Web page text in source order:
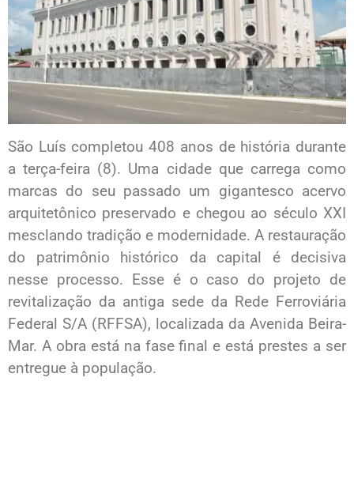
São Luís completou 408 anos de história durante
a terça-feira (8). Uma cidade que carrega como
marcas do seu passado um gigantesco acervo
arquitetônico preservado e chegou ao século XXI
mesclando tradição e modernidade. A restauração
do patrimônio histórico da capital é decisiva
nesse processo. Esse é o caso do projeto de
revitalização da antiga sede da Rede Ferroviária
Federal S/A (RFFSA), localizada da Avenida Beira-
Mar. A obra está na fase final e está prestes a ser
entregue à população.